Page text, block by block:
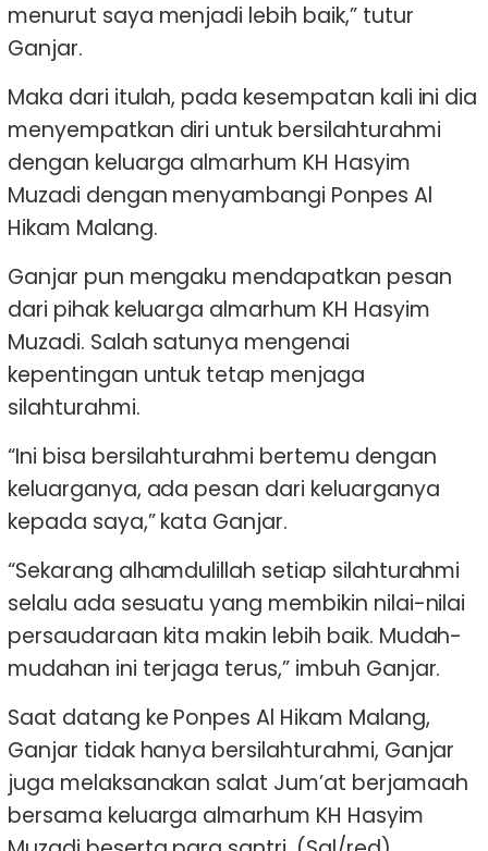
menurut saya menjadi lebih baik,” tutur
Ganjar.
Maka dari itulah, pada kesempatan kali ini dia
menyempatkan diri untuk bersilahturahmi
dengan keluarga almarhum KH Hasyim
Muzadi dengan menyambangi Ponpes Al
Hikam Malang.
Ganjar pun mengaku mendapatkan pesan
dari pihak keluarga almarhum KH Hasyim
Muzadi. Salah satunya mengenai
kepentingan untuk tetap menjaga
silahturahmi.
“Ini bisa bersilahturahmi bertemu dengan
keluarganya, ada pesan dari keluarganya
kepada saya,” kata Ganjar.
“Sekarang alhamdulillah setiap silahturahmi
selalu ada sesuatu yang membikin nilai-nilai
persaudaraan kita makin lebih baik. Mudah-
mudahan ini terjaga terus,” imbuh Ganjar.
Saat datang ke Ponpes Al Hikam Malang,
Ganjar tidak hanya bersilahturahmi, Ganjar
juga melaksanakan salat Jum’at berjamaah
bersama keluarga almarhum KH Hasyim